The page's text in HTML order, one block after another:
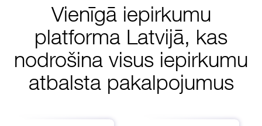
Vienīgā iepirkumu
platforma Latvijā, kas
nodrošina visus iepirkumu
atbalsta pakalpojumus